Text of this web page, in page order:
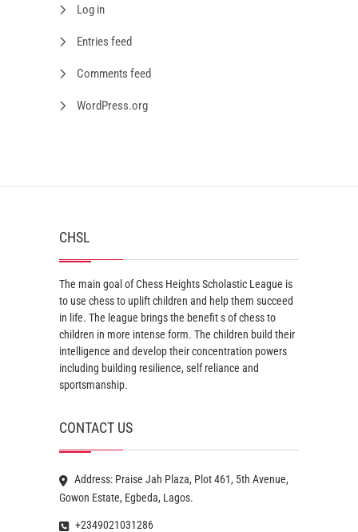
Log in
Entries feed
Comments feed
WordPress.org
CHSL
The main goal of Chess Heights Scholastic League is
to use chess to uplift children and help them succeed
in life. The league brings the benefit s of chess to
children in more intense form. The children build their
intelligence and develop their concentration powers
including building resilience, self reliance and
sportsmanship.
CONTACT US
Address: Praise Jah Plaza, Plot 461, 5th Avenue,
Gowon Estate, Egbeda, Lagos.
+2349021031286